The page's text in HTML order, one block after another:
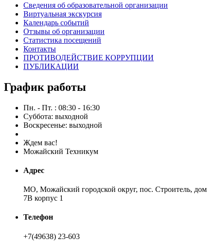
Сведения об образовательной организации
Виртуальная экскурсия
Календарь событий
Отзывы об организации
Статистика посещений
Контакты
ПРОТИВОДЕЙСТВИЕ КОРРУПЦИИ
ПУБЛИКАЦИИ
График работы
Пн. - Пт. : 08:30 - 16:30
Суббота: выходной
Воскресенье: выходной
Ждем вас!
Можайский Техникум
Адрес
МО, Можайский городской округ, пос. Строитель, дом
7В корпус 1
Телефон
+7(49638) 23-603